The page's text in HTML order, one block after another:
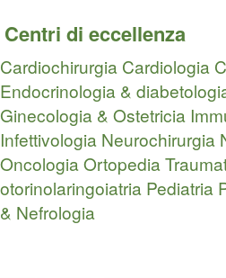
Centri di eccellenza
Cardiochirurgia Cardiologia
Endocrinologia &
Ginecologia & Ostetricia
Infettivologia Neurochirurgia
OncologiaOrtopedia
otorinolaringoiatria Pediatria
& Nefrologia